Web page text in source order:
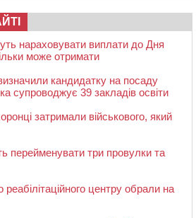
нараховувати виплати до Дня
може отримати
кандидатку на посаду
супроводжує 39 закладів освіти
затримали військового, який
перейменувати три провулки та
реабілітаційного центру обрали на